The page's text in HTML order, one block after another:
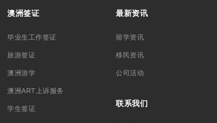
澳洲签证
毕业生工作签证
旅游签证
澳洲游学
澳洲ART上诉服务
学生签证
最新资讯
留学资讯
移民资讯
公司活动
联系我们